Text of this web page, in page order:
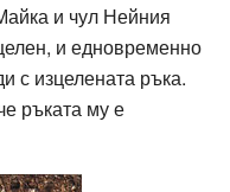
и чул Нейния
и едновременно
с изцелената ръка.
ръката му е